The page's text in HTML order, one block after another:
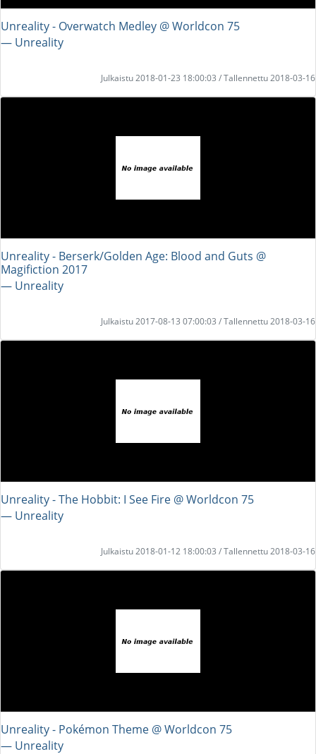
Unreality - Overwatch Medley @ Worldcon 75
― Unreality
Julkaistu 2018-01-23 18:00:03 / Tallennettu 2018-03-16
Unreality - Berserk/Golden Age: Blood and Guts @
Magifiction 2017
― Unreality
Julkaistu 2017-08-13 07:00:03 / Tallennettu 2018-03-16
Unreality - The Hobbit: I See Fire @ Worldcon 75
― Unreality
Julkaistu 2018-01-12 18:00:03 / Tallennettu 2018-03-16
Unreality - Pokémon Theme @ Worldcon 75
― Unreality